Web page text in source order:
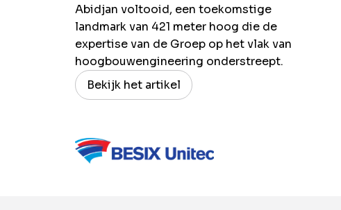
Abidjan voltooid, een toekomstige
landmark van 421 meter hoog die de
expertise van de Groep op het vlak van
hoogbouwengineering onderstreept.
Bekijk het artikel